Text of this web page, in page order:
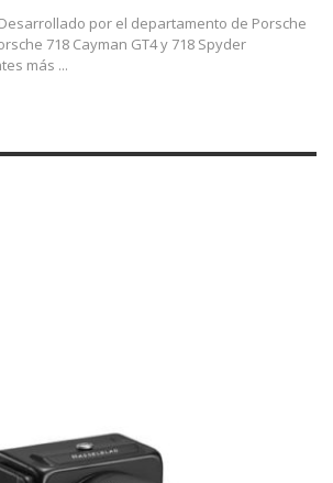
por el departamento de Porsche
718 Cayman GT4 y 718 Spyder
más ...